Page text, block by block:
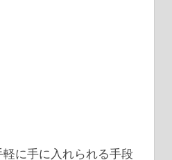
に手に入れられる手段